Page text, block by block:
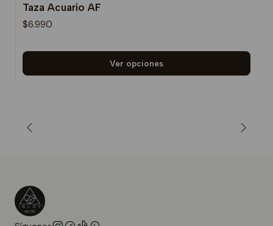
Taza Acuario AF
$6.990
Ver opciones